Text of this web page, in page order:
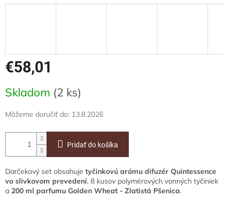
€58,01
cena:
Skladom (2 ks)
Môžeme doručiť do: 13.8.2026
Pridať do košíka
Darčekový set obsahuje tyčinkovú arómu difuzér Quintessence
vo slivkovom prevedení, 8 kusov polymérových vonných tyčiniek
a 200 ml parfumu Golden Wheat - Zlatistá Pšenica.